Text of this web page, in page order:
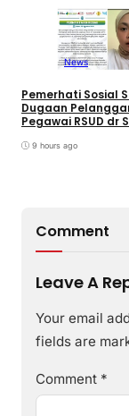
News
Pemerhati Sosial
Dugaan
Pegawai RSUD dr
9 hours ago
Comment
Leave A
Your email
fields are
Comment *